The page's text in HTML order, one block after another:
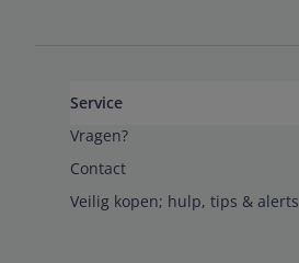
Service
Vragen?
Contact
Veilig kopen; hulp, tips & alerts